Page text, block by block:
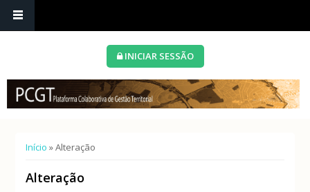
INICIAR SESSÃO
Está aqui
Início » Alteração
Alteração